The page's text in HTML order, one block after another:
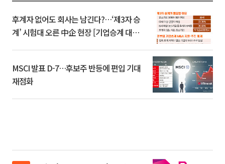
후계자 없어도 회사는 남긴다?…‘제3자 승
계’ 시험대 오른 中企 현장 [기업승계 대전
MSCI 발표 D-7…후보주 반등에 편입 기대
재점화